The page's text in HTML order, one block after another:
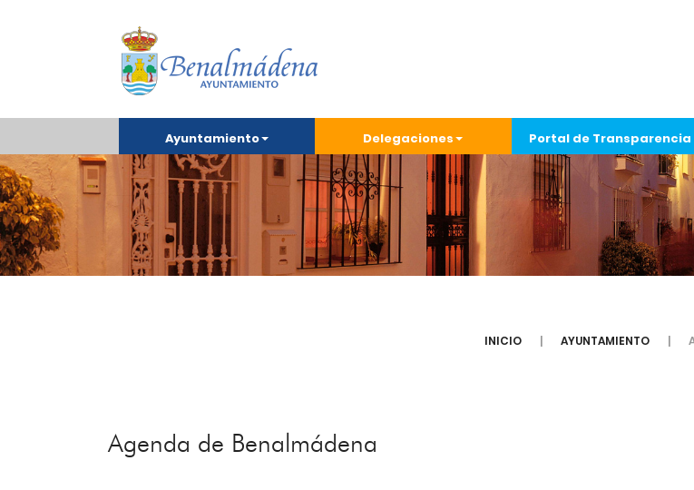
Ayuntamiento Delegaciones Portal de Transparencia
INICIO AYUNTAMIENTO
Agenda de Benalmádena